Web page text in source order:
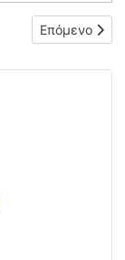
Επόμενο
Επόμενο